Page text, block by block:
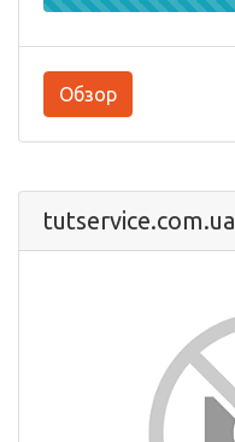
Обзор
tutservice.com.ua